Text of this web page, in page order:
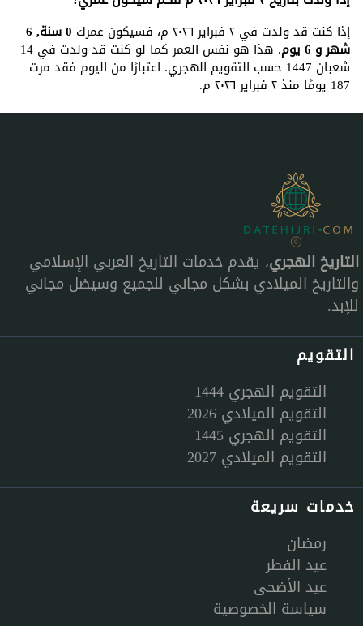
إذا كنت قد ولدت في ٢ فبراير ٢٠٢٦ م، فسيكون عمرك 0 سنة, 6
شهر و 6 يوم . هذا هو نفس العمر كما لو كنت قد ولدت في 14
شعبان 1447 حسب التقويم الهجري. اعتبارًا من اليوم فقد مرت
187 يومًا منذ ٢ فبراير ٢٠٢٦ م.
التاريخ الهجري، يقدم خدمات التاريخ العربي الإسلامي
والتاريخ الميلادي بشكل مجاني للجميع وسيضل مجاني
للإبد.
التقويم
التقويم الهجري 1444
التقويم الميلادي 2026
التقويم الهجري 1445
التقويم الميلادي 2027
خدمات سريعة
رمضان
عيد الفطر
عيد الأضحى
سياسة الخصوصية